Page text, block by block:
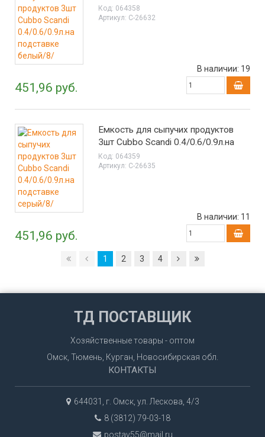
подставке белый/8/
Код: 064358
Артикул: С-26632
451,96 руб.
В наличии: 19
Емкость для сыпучих продуктов
3шт Cubbo Scandi 0.4/0.6/0.9л.на
подставке серый/8/
Код: 064359
Артикул: С-26635
451,96 руб.
В наличии: 11
1 2 3 4
ТД ПОСТАВЩИК
Хозяйственные товары - оптом
Омск, Тюмень, Курган, Новосибирская обл.
КОНТАКТЫ
644031, г. Омск, ул. Лескова, 4/3
8 (3812) 79-03-18
postav55@mail.ru